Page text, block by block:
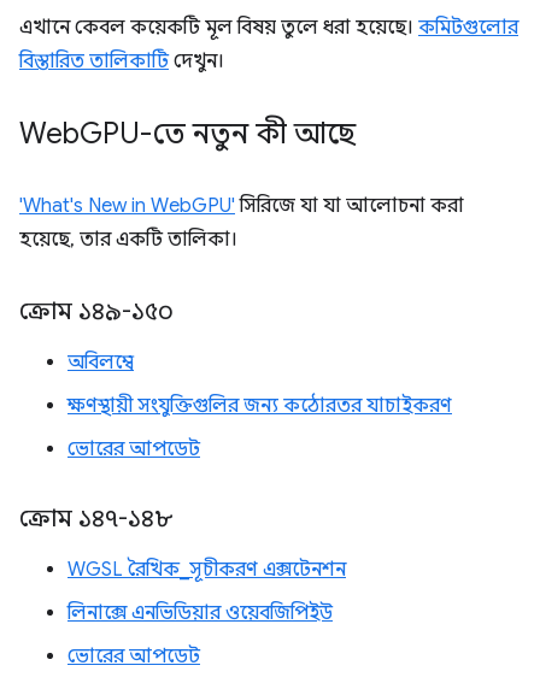
এখানে কেবল কয়েকটি মূল বিষয় তুলে ধরা হয়েছে। কমিটগুলোর
বিস্তারিত তালিকাটিদেখুন।
WebGPU-তে নতুন কী আছে
'What's New in WebGPU' সিরিজে যা যা আলোচনা করা
হয়েছে, তার একটি তালিকা।
ক্রোম ১৪৯-১৫০
অবিলম্বে
ক্ষণস্থায়ী সংযুক্তিগুলির জন্য কঠোরতর যাচাইকরণ
ভোরের আপডেট
ক্রোম ১৪৭-১৪৮
WGSL রৈখিক_সূচীকরণ এক্সটেনশন
লিনাক্সে এনভিডিয়ার ওয়েবজিপিইউ
ভোরের আপডেট